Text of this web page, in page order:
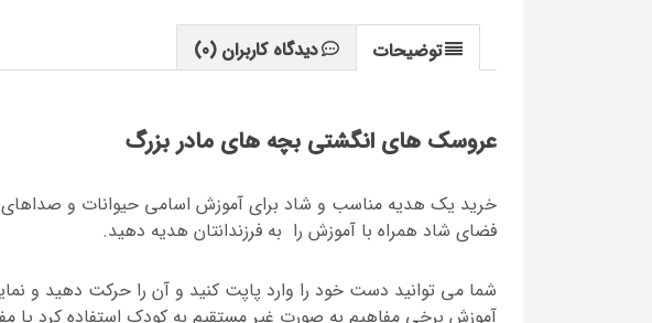
توضیحات دیدگاه کاربران(0)
عروسک های انگشتی بچه های مادر بزرگ
خرید یک هدیه مناسب و شاد برای آموزش اسامی حیوانات و صداهای
فضای شاد همراه با آموزش را به فرزندانتان هدیه دهید.
شما می توانید دست خود را وارد پاپت کنید و آن را حرکت دهید و
آموزش برخی مفاهیم به صورت غیر مستقیم به کودک استفاده کرد یا